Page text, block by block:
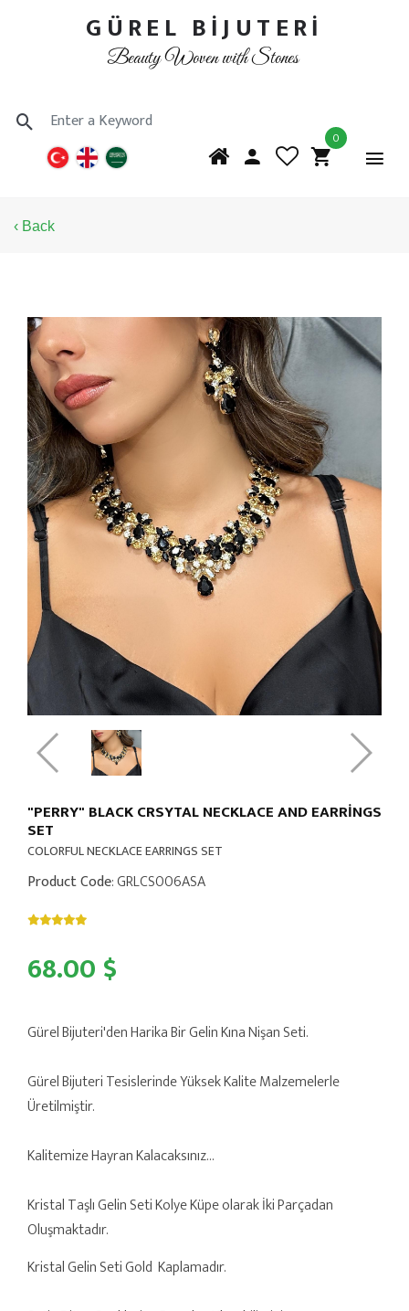
GÜREL BİJUTERİ
Beauty Woven with Stones
0
‹ Back
"PERRY" BLACK CRSYTAL NECKLACE AND EARRINGS
SET
COLORFUL NECKLACE EARRINGS SET
Product Code: GRLCS006ASA
68.00 $
Gürel Bijuteri'den Harika Bir Gelin Kına Nişan Seti.
Gürel Bijuteri Tesislerinde Yüksek Kalite Malzemelerle
Üretilmiştir.
Kalitemize Hayran Kalacaksınız...
Kristal Taşlı Gelin Seti Kolye Küpe olarak İki Parçadan
Oluşmaktadır.
Kristal Gelin Seti Gold Kaplamadır.